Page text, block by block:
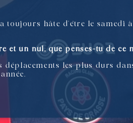
hâte d’être le samedi à
et un nul, que penses-tu de ce
déplacements les plus durs